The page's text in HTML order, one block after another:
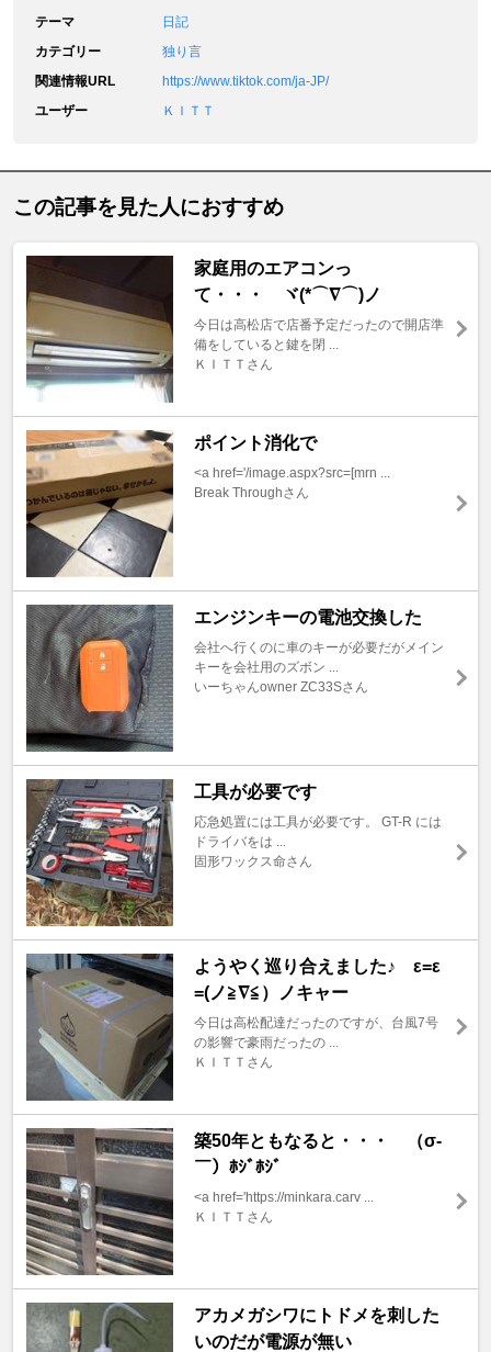
テーマ
日記
カテゴリー
独り言
関連情報URL
https://www.tiktok.com/ja-JP/
ユーザー
ＫＩＴＴ
この記事を見た人におすすめ
家庭用のエアコンっ
て・・・ ヾ(*⌒∇⌒)ノ
今日は高松店で店番予定だったので開店準
備をしていると鍵を閉 ...
ＫＩＴＴさん
ポイント消化で
<a href='/image.aspx?src=[mrn ...
Break Throughさん
エンジンキーの電池交換した
会社へ行くのに車のキーが必要だがメイン
キーを会社用のズボン ...
いーちゃんowner ZC33Sさん
工具が必要です
応急処置には工具が必要です。 GT-R には
ドライバをは ...
固形ワックス命さん
ようやく巡り合えました♪ ε=ε
=(ノ≧∇≦）ノキャー
今日は高松配達だったのですが、台風7号
の影響で豪雨だったの ...
ＫＩＴＴさん
築50年ともなると・・・ （σ‐
￣）ﾎｼﾞﾎｼﾞ
<a href='https://minkara.carv ...
ＫＩＴＴさん
アカメガシワにトドメを刺した
いのだが電源が無い